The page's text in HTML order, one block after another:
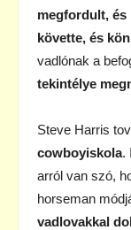
megfordult, és
követte, és
vadlónak a
tekintélye
Steve Harris
cowboyiskola.
arról van szó,
horseman
vadlovakkal